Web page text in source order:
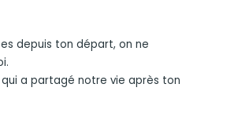
depuis ton départ, on ne
a partagé notre vie après ton